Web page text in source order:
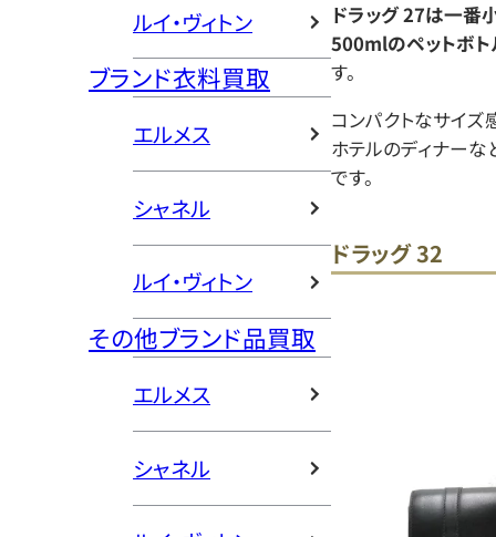
ルイ・ヴィトン
ブランド衣料買取
エルメス
シャネル
ルイ・ヴィトン
その他ブランド品買取
エルメス
シャネル
ドラッグ 27は一番
500mlのペットボ
す。
コンパクトなサイズ
ホテルのディナー
です。
ドラッグ 32